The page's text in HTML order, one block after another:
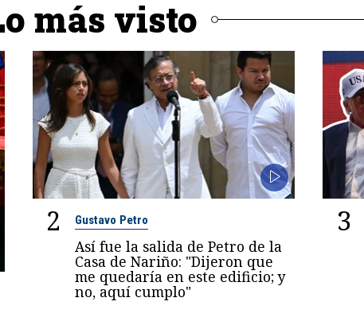
más visto
2 Gustavo Petro
Así fue la salida de Petro de la
Casa de Nariño: "Dijeron que
me quedaría en este edificio; y
no, aquí cumplo"
3